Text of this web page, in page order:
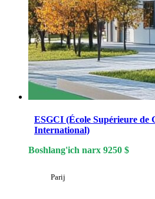
ESGCI (École Supérieure de
International)
Boshlang'ich narx 9250 $
Parij